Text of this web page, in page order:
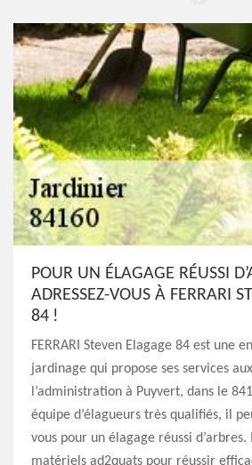
POUR UN ÉLAGAGE RÉUSSI
ADRESSEZ-VOUS À FERRARI
84 !
FERRARI Steven Elagage 84 est une
jardinage qui propose ses services
l’administration à Puyvert, dans le
équipe d’élagueurs très qualifiés, il
vous pour un élagage réussi d’arbres.
matériels ad2quats pour réussir